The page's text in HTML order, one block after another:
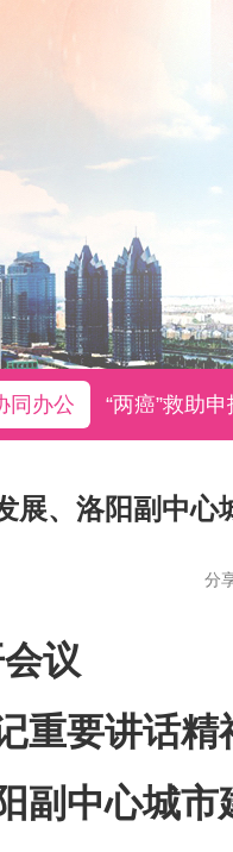
同办公 “两癌”救助申
展、洛阳副中心
分
议
重要讲话精
副中心城市